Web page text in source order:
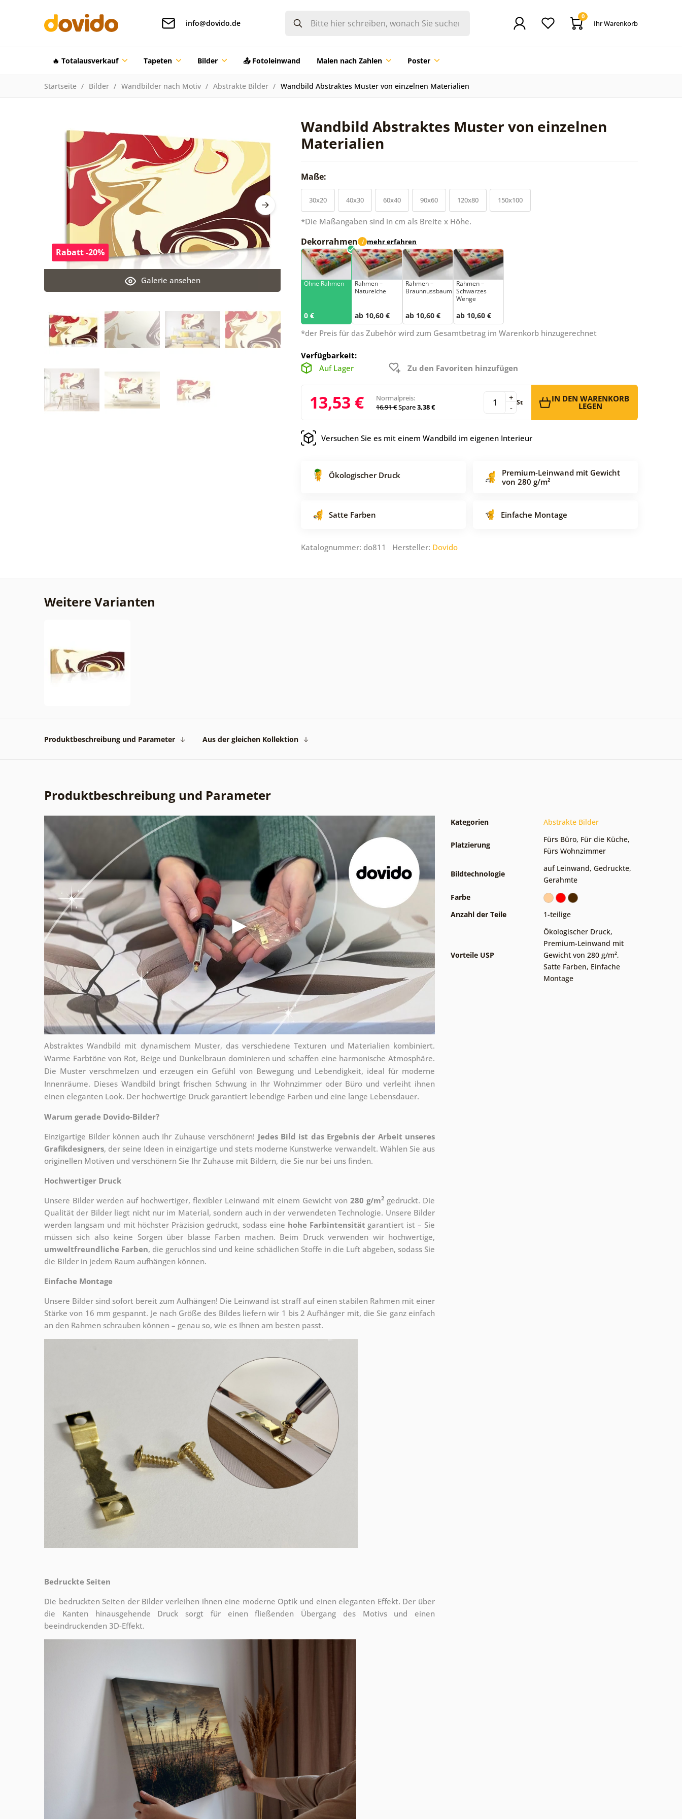
info@dovido.de
0
Ihr Warenkorb
🔥 Totalausverkauf Tapeten Bilder 📤 Fotoleinwand Malen nach Zahlen Poster
Startseite Bilder Wandbilder nach Motiv Abstrakte Bilder Wandbild Abstraktes Muster von einzelnen Materialien
Wandbild Abstraktes Muster von einzelnen
Materialien
Galerie ansehen
Rabatt -20%
Maße:
30x20 40x30 60x40 90x60 120x80 150x100
*Die Maßangaben sind in cm als Breite x Höhe.
Dekorrahmen i mehr erfahren
Ohne Rahmen
0 €
Rahmen –
Natureiche
ab 10,60 €
Rahmen –
Braunnussbaum
ab 10,60 €
Rahmen –
Schwarzes
Wenge
ab 10,60 €
*der Preis für das Zubehör wird zum Gesamtbetrag im Warenkorb hinzugerechnet
Verfügbarkeit:
Auf Lager
Zu den Favoriten hinzufügen
13,53 €
Normalpreis:
16,91 €Spare3,38 € -
+ St IN DEN WARENKORB
LEGEN
Versuchen Sie es mit einem Wandbild im eigenen Interieur
Ökologischer Druck
Premium-Leinwand mit Gewicht
von 280 g/m²
Satte Farben Einfache Montage
Katalognummer: do811 Hersteller: Dovido
Weitere Varianten
Produktbeschreibung und Parameter Aus der gleichen Kollektion
Produktbeschreibung und Parameter
Abstraktes Wandbild mit dynamischem Muster, das verschiedene Texturen und Materialien kombiniert.
Warme Farbtöne von Rot, Beige und Dunkelbraun dominieren und schaffen eine harmonische Atmosphäre.
Die Muster verschmelzen und erzeugen ein Gefühl von Bewegung und Lebendigkeit, ideal für moderne
Innenräume. Dieses Wandbild bringt frischen Schwung in Ihr Wohnzimmer oder Büro und verleiht ihnen
einen eleganten Look. Der hochwertige Druck garantiert lebendige Farben und eine lange Lebensdauer.
Warum gerade Dovido-Bilder?
Einzigartige Bilder können auch Ihr Zuhause verschönern! Jedes Bild ist das Ergebnis der Arbeit unseres
Grafikdesigners, der seine Ideen in einzigartige und stets moderne Kunstwerke verwandelt. Wählen Sie aus
originellen Motiven und verschönern Sie Ihr Zuhause mit Bildern, die Sie nur bei uns finden.
Hochwertiger Druck
Unsere Bilder werden auf hochwertiger, flexibler Leinwand mit einem Gewicht von 280 g/m2 gedruckt. Die
Qualität der Bilder liegt nicht nur im Material, sondern auch in der verwendeten Technologie. Unsere Bilder
werden langsam und mit höchster Präzision gedruckt, sodass eine hohe Farbintensität garantiert ist – Sie
müssen sich also keine Sorgen über blasse Farben machen. Beim Druck verwenden wir hochwertige,
umweltfreundliche Farben, die geruchlos sind und keine schädlichen Stoffe in die Luft abgeben, sodass Sie
die Bilder in jedem Raum aufhängen können.
Einfache Montage
Unsere Bilder sind sofort bereit zum Aufhängen! Die Leinwand ist straff auf einen stabilen Rahmen mit einer
Stärke von 16 mm gespannt. Je nach Größe des Bildes liefern wir 1 bis 2 Aufhänger mit, die Sie ganz einfach
an den Rahmen schrauben können – genau so, wie es Ihnen am besten passt.
Bedruckte Seiten
Die bedruckten Seiten der Bilder verleihen ihnen eine moderne Optik und einen eleganten Effekt. Der über
die Kanten hinausgehende Druck sorgt für einen fließenden Übergang des Motivs und einen
beeindruckenden 3D-Effekt.
Kategorien Abstrakte Bilder
Platzierung
Fürs Büro, Für die Küche,
Fürs Wohnzimmer
Bildtechnologie
auf Leinwand, Gedruckte,
Gerahmte
Farbe
Anzahl der Teile
1-teilige
Vorteile USP
Ökologischer Druck,
Premium-Leinwand mit
Gewicht von 280 g/m²,
Satte Farben, Einfache
Montage